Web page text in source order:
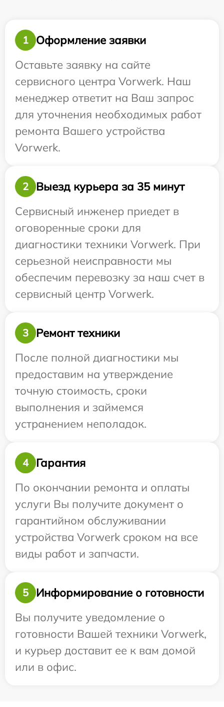
1
Оформление заявки
Оставьте заявку на сайте
сервисного центра Vorwerk. Наш
менеджер ответит на Ваш запрос
для уточнения необходимых работ
ремонта Вашего устройства
Vorwerk.
2
Выезд курьера за 35 минут
Сервисный инженер приедет в
оговоренные сроки для
диагностики техники Vorwerk. При
серьезной неисправности мы
обеспечим перевозку за наш счет в
сервисный центр Vorwerk.
3
Ремонт техники
После полной диагностики мы
предоставим на утверждение
точную стоимость, сроки
выполнения и займемся
устранением неполадок.
4
Гарантия
По окончании ремонта и оплаты
услуги Вы получите документ о
гарантийном обслуживании
устройства Vorwerk сроком на все
виды работ и запчасти.
5
Информирование о готовности
Вы получите уведомление о
готовности Вашей техники Vorwerk,
и курьер доставит ее к вам домой
или в офис.